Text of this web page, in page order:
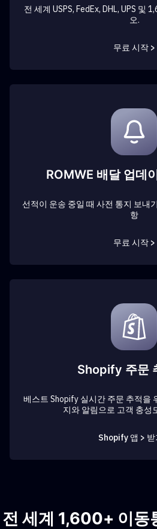
전 세계 USPS, FedEx, DHL, UPS 및
오.
무료 시작 >
ROMWE 배달 업데
선적이 운송 중일 때 사전 통지 보내
항
무료 시작 >
Shopify 주문
베스트 Shopify 실시간 주문 추적을
지와 알림으로 고객 충성
Shopify 앱 > 받
전 세계 1,600+ 이동